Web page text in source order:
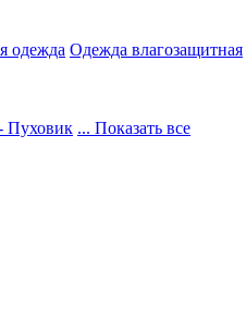
одежда Одежда влагозащитная
Пуховик ... Показать все